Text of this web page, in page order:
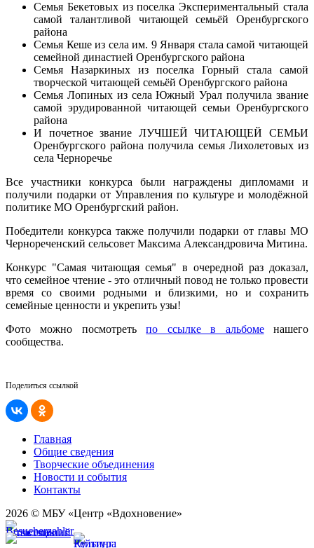
Семья Бекетовых из поселка Экспериментальный стала
самой талантливой читающей семьёй Оренбургского
района
Семья Кеше из села им. 9 Января стала самой читающей
семейной династией Оренбургского района
Семья Назаркиных из поселка Горный стала самой
творческой читающей семьёй Оренбургского района
Семья Лопиных из села Южный Урал получила звание
самой эрудированной читающей семьи Оренбургского
района
И почетное звание ЛУЧШЕЙ ЧИТАЮЩЕЙ СЕМЬИ
Оренбургского района получила семья Лихолетовых из
села Черноречье
Все участники конкурса были награждены дипломами и
получили подарки от Управления по культуре и молодёжной
политике МО Оренбургский район.
Победители конкурса также получили подарки от главы МО
Чернореченский сельсовет Максима Александровича Митина.
Конкурс "Самая читающая семья" в очередной раз доказал,
что семейное чтение - это отличный повод не только провести
время со своими родными и близкими, но и сохранить
семейные ценности и укрепить узы!
Фото можно посмотретьпо ссылке в альбоменашего
сообщества.
Поделиться ссылкой
Главная
Общие сведения
Творческие объединения
Новости и события
Контакты
2026 © МБУ «Центр «Вдохновение»